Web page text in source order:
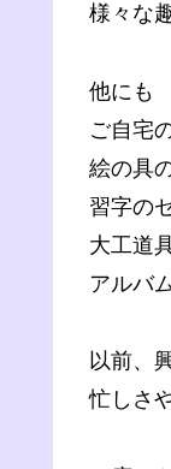
様々な
他にも
ご自宅
絵の具
習字の
大工道
アルバ
以前、
忙しさ